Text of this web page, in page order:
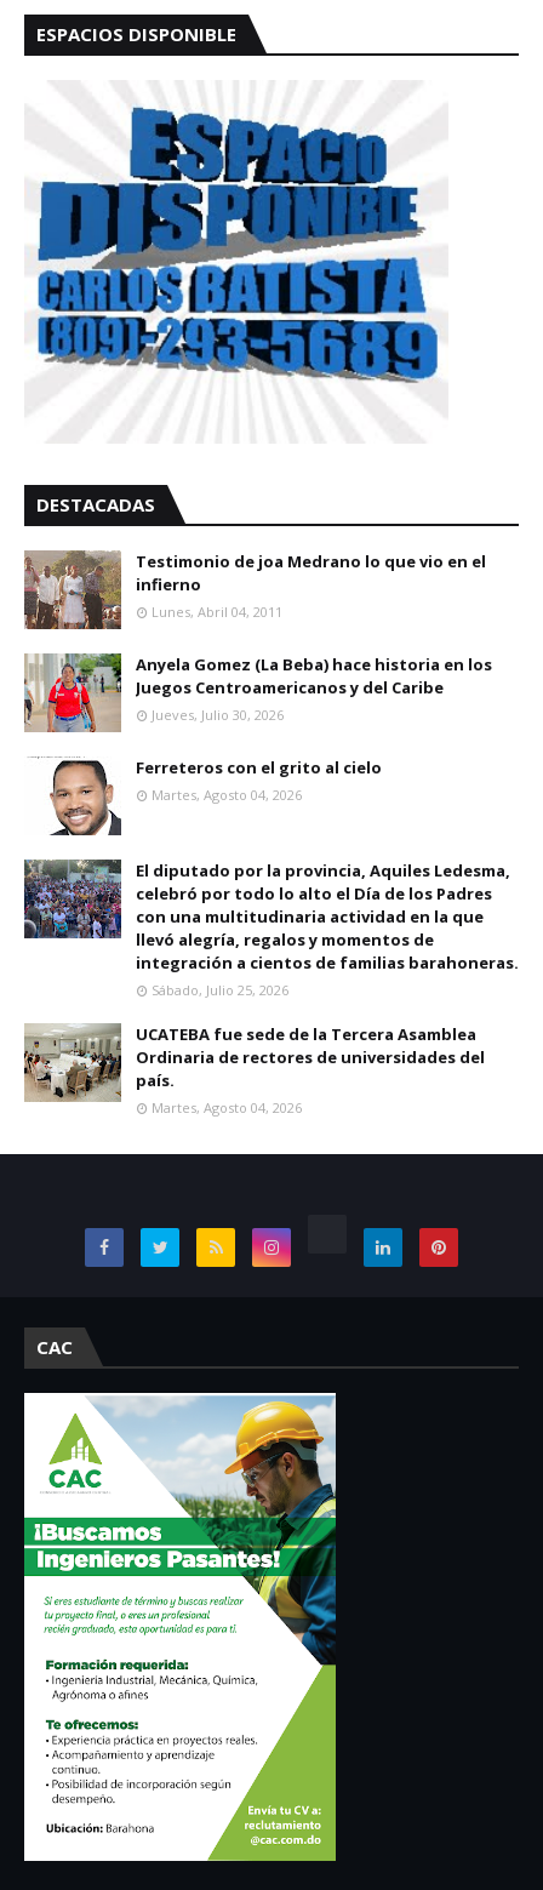
ESPACIOS DISPONIBLE
DESTACADAS
Testimonio de joa Medrano lo que vio en el
infierno
Lunes, Abril 04, 2011
Anyela Gomez (La Beba) hace historia en los
Juegos Centroamericanos y del Caribe
Jueves, Julio 30, 2026
Ferreteros con el grito al cielo
Martes, Agosto 04, 2026
El diputado por la provincia, Aquiles Ledesma,
celebró por todo lo alto el Día de los Padres
con una multitudinaria actividad en la que
llevó alegría, regalos y momentos de
integración a cientos de familias barahoneras.
Sábado, Julio 25, 2026
UCATEBA fue sede de la Tercera Asamblea
Ordinaria de rectores de universidades del
país.
Martes, Agosto 04, 2026
CAC